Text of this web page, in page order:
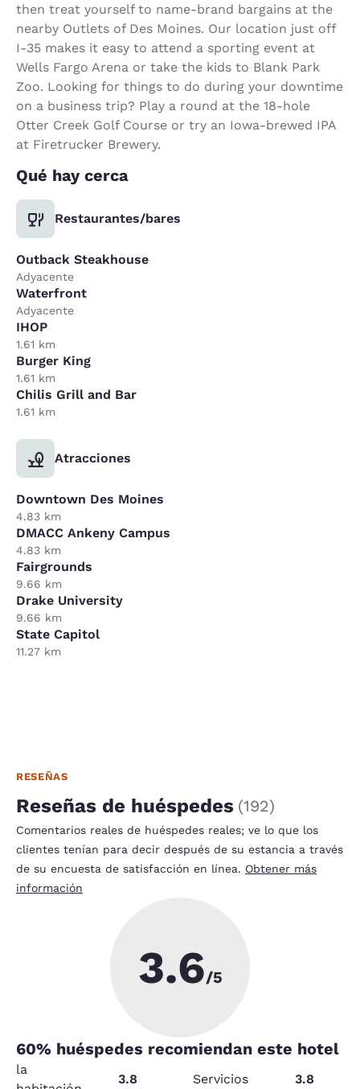
then treat yourself to name-brand bargains at the
nearby Outlets of Des Moines. Our location just off
I-35 makes it easy to attend a sporting event at
Wells Fargo Arena or take the kids to Blank Park
Zoo. Looking for things to do during your downtime
on a business trip? Play a round at the 18-hole
Otter Creek Golf Course or try an Iowa-brewed IPA
at Firetrucker Brewery.
Qué hay cerca
Restaurantes/bares
Outback Steakhouse
Adyacente
Waterfront
Adyacente
IHOP
1.61 km
Burger King
1.61 km
Chilis Grill and Bar
1.61 km
Atracciones
Downtown Des Moines
4.83 km
DMACC Ankeny Campus
4.83 km
Fairgrounds
9.66 km
Drake University
9.66 km
State Capitol
11.27 km
RESEÑAS
Reseñas de huéspedes (192)
Comentarios reales de huéspedes reales; ve lo que los
clientes tenían para decir después de su estancia a través
de su encuesta de satisfacción en línea. Obtener más
información
3.6/5
60% huéspedes recomiendan este hotel
la
3.8 Servicios 3.8